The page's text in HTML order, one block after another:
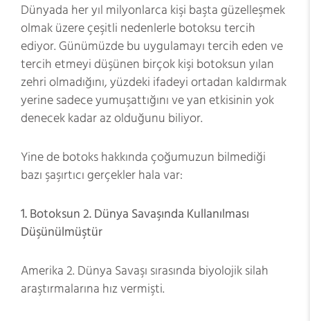
Dünyada her yıl milyonlarca kişi başta güzelleşmek
olmak üzere çeşitli nedenlerle botoksu tercih
ediyor. Günümüzde bu uygulamayı tercih eden ve
tercih etmeyi düşünen birçok kişi botoksun yılan
zehri olmadığını, yüzdeki ifadeyi ortadan kaldırmak
yerine sadece yumuşattığını ve yan etkisinin yok
denecek kadar az olduğunu biliyor.
Yine de botoks hakkında çoğumuzun bilmediği
bazı şaşırtıcı gerçekler hala var:
1. Botoksun 2. Dünya Savaşında Kullanılması
Düşünülmüştür
Amerika 2. Dünya Savaşı sırasında biyolojik silah
araştırmalarına hız vermişti.